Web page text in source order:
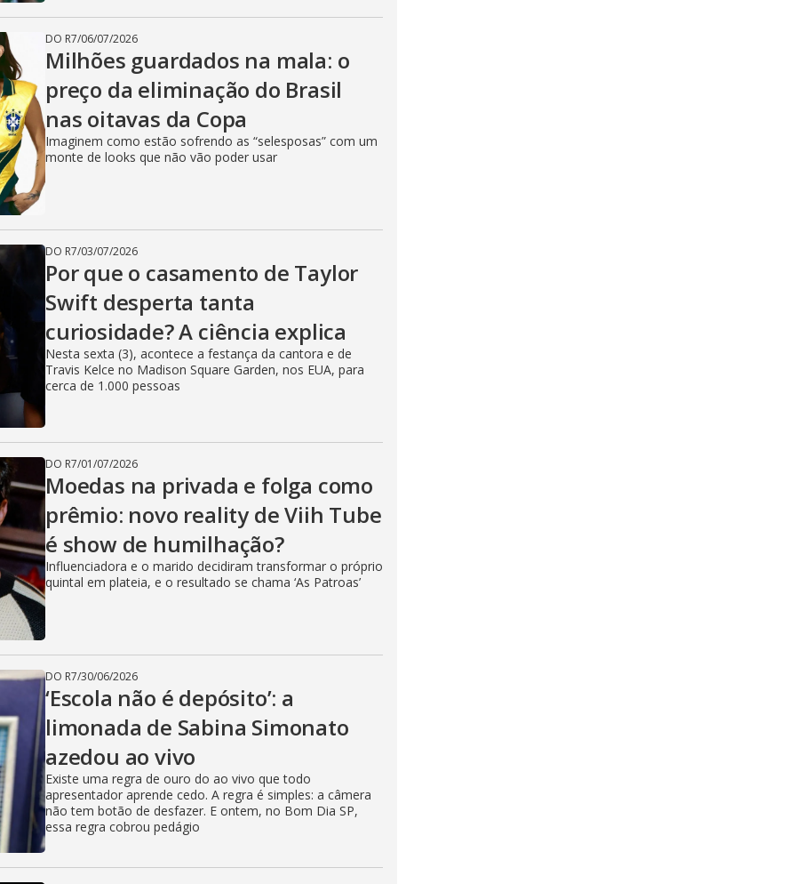
DO R7/06/07/2026
Milhões guardados na mala: o
preço da eliminação do Brasil
nas oitavas da Copa
Imaginem como estão sofrendo as “selesposas” com um
monte de looks que não vão poder usar
DO R7/03/07/2026
Por que o casamento de Taylor
Swift desperta tanta
curiosidade? A ciência explica
Nesta sexta (3), acontece a festança da cantora e de
Travis Kelce no Madison Square Garden, nos EUA, para
cerca de 1.000 pessoas
DO R7/01/07/2026
Moedas na privada e folga como
prêmio: novo reality de Viih Tube
é show de humilhação?
Influenciadora e o marido decidiram transformar o próprio
quintal em plateia, e o resultado se chama ‘As Patroas’
DO R7/30/06/2026
‘Escola não é depósito’: a
limonada de Sabina Simonato
azedou ao vivo
Existe uma regra de ouro do ao vivo que todo
apresentador aprende cedo. A regra é simples: a câmera
não tem botão de desfazer. E ontem, no Bom Dia SP,
essa regra cobrou pedágio